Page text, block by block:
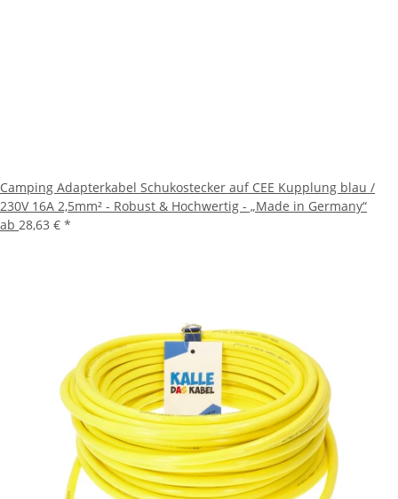
Camping Adapterkabel Schukostecker auf CEE Kupplung blau /
230V 16A 2,5mm² - Robust & Hochwertig - „Made in Germany“
ab 28,63 € *